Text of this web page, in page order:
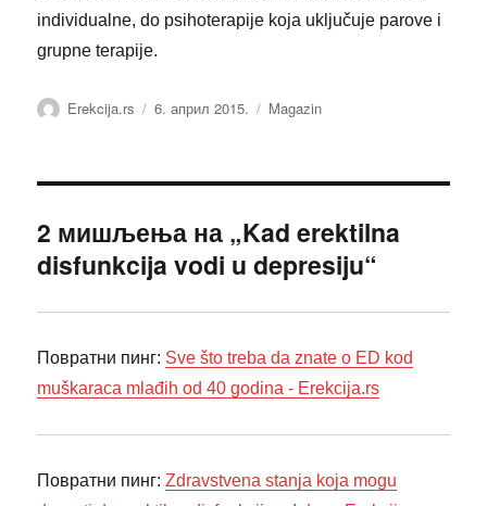
individualne, do psihoterapije koja uključuje parove i
grupne terapije.
Аутор
Erekcija.rs Објављено
6. април 2015. Категорије
Magazin
2 мишљења на „Kad erektilna
disfunkcija vodi u depresiju“
Повратни пинг: Sve što treba da znate o ED kod
muškaraca mlađih od 40 godina - Erekcija.rs
Повратни пинг:Zdravstvena stanja koja mogu